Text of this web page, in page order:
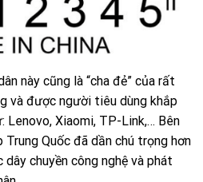
này cũng là “cha đẻ” của rất
và được người tiêu dùng khắp
Lenovo, Xiaomi, TP-Link,… Bên
Trung Quốc đã dần chú trọng hơn
chuyền công nghệ và phát